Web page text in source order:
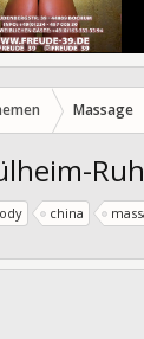
Massage
china